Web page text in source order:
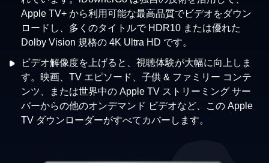
Apple TV+ から利用可能な最高品質でビデオをダウン
ロードし、多くのタイトルで HDR10 または優れた
Dolby Vision 規格の 4K Ultra HD です。
ビデオ解像度を上げると、視聴体験が大幅に向上しま
す。映画、TV エピソード、子供 & ファミリー コンテ
ンツ、または世界中の Apple TV ストリーミング サー
バーからの他のオンデマンド ビデオなど、この Apple
TV ダウンローダーがすべてカバーします。